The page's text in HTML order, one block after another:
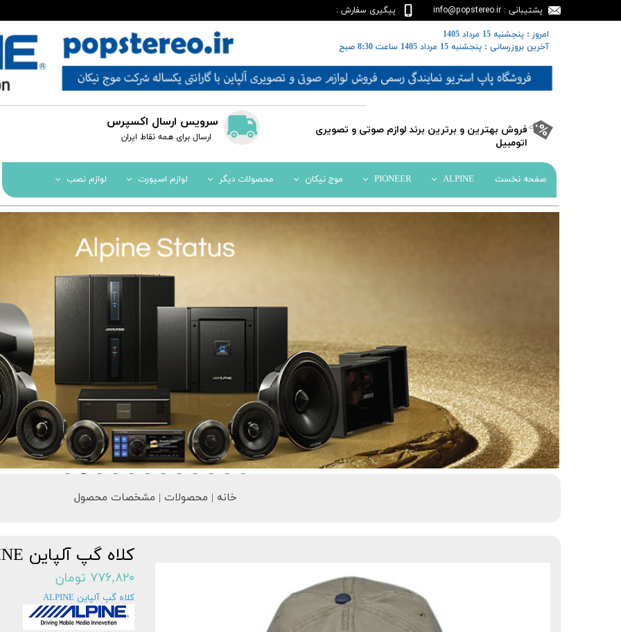
سرویس ارسال اکسپرس
​​ارسال برای همه نقاط ایران
پشتیبانی : info@popstereo.ir
پیگیری سفارش :
02188457837
​فروش بهترین و برترین برند لوازم صوتی و تصویری
اتومبیل​​​​​​​
صفحه نخست ALPINE
چنجر ALPINE
ساب ووفر ALPINE
کامپوننت ALPINE
اسپیکر ALPINE
PIONEER موج نیکان محصولات دیگر لوازم اسپورت لوازم نصب
​​امروز : پنجشنبه 15 مرداد 1405
​​​​​​​آخرین بروزرسانی : پنجشنبه 15 مرداد 1405 ساعت 8:30 صبح
خانه | محصولات | مشخصات محصول
کلاه گپ آلپاین ALPINE
۷۷۶,۸۲۰ تومان
کلاه گپ آلپاین ALPINE